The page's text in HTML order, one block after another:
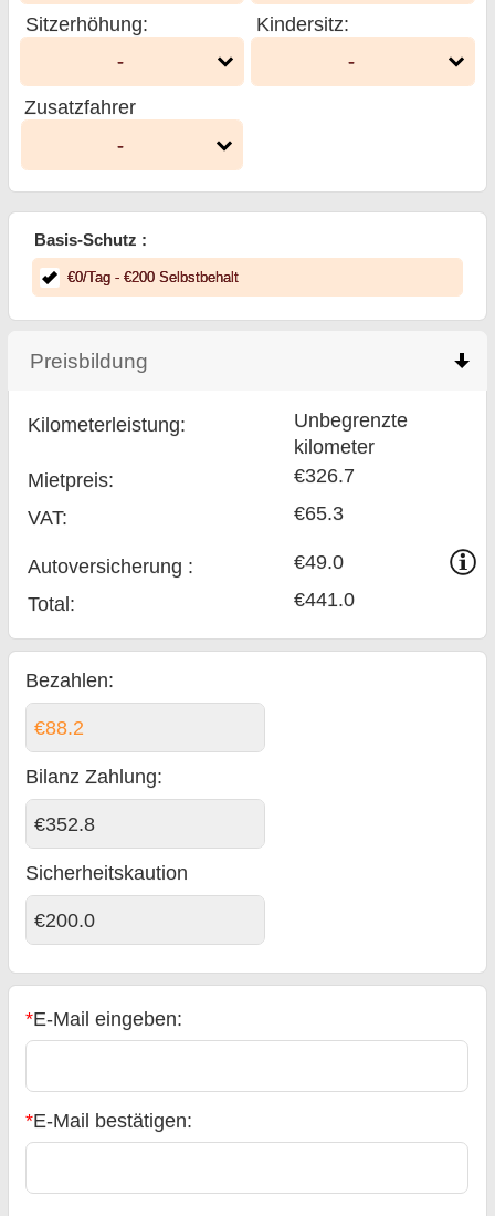
Sitzerhöhung:
-
Kindersitz:
-
Zusatzfahrer
-
Basis-Schutz :
€0/Tag- €200Selbstbehalt
Preisbildung
Kilometerleistung:
Unbegrenzte
kilometer
Mietpreis:
€326.7
VAT:
€65.3
Auto­versicherung :
€49.0
Total: €441.0
Bezahlen:
€88.2
Bilanz Zahlung:
€352.8
Sicherheitskaution
€200.0
*E-Mail eingeben:
*E-Mail bestätigen: